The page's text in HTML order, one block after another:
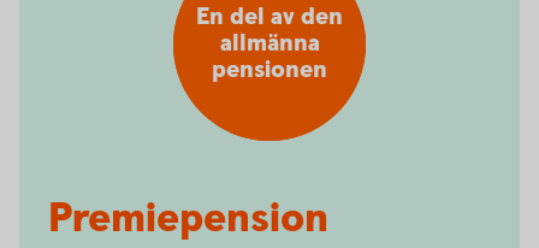
Premiepension
En del av den
allmänna
pensionen